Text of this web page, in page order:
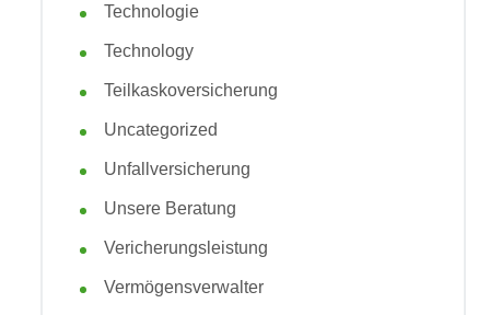
Technologie
Technology
Teilkaskoversicherung
Uncategorized
Unfallversicherung
Unsere Beratung
Vericherungsleistung
Vermögensverwalter